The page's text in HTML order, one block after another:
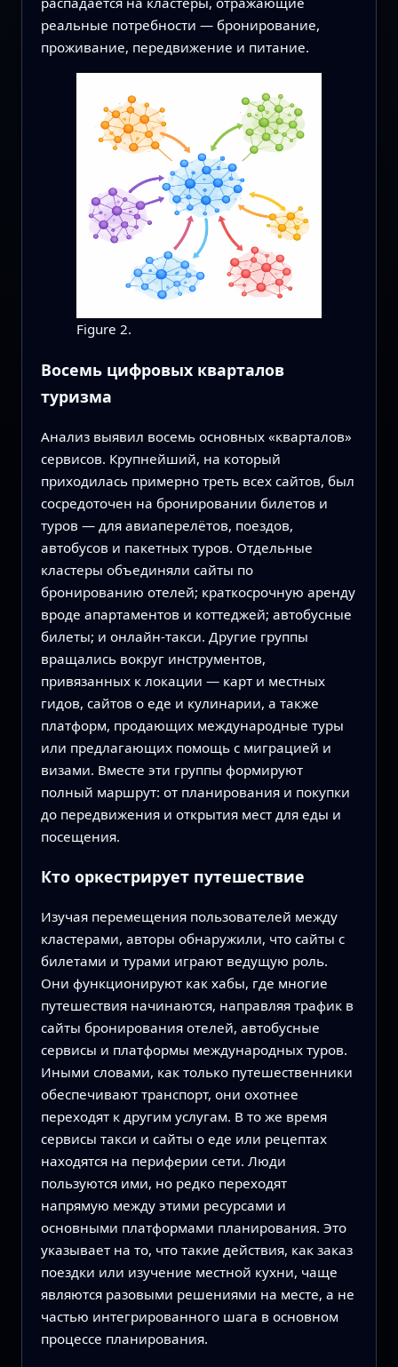
реальные потребности — бронирование,
проживание, передвижение и питание.
Figure 2.
Восемь цифровых кварталов
туризма
Анализ выявил восемь основных «кварталов»
сервисов. Крупнейший, на который
приходилась примерно треть всех сайтов, был
сосредоточен на бронировании билетов и
туров — для авиаперелётов, поездов,
автобусов и пакетных туров. Отдельные
кластеры объединяли сайты по
бронированию отелей; краткосрочную аренду
вроде апартаментов и коттеджей; автобусные
билеты; и онлайн‑такси. Другие группы
вращались вокруг инструментов,
привязанных к локации — карт и местных
гидов, сайтов о еде и кулинарии, а также
платформ, продающих международные туры
или предлагающих помощь с миграцией и
визами. Вместе эти группы формируют
полный маршрут: от планирования и покупки
до передвижения и открытия мест для еды и
посещения.
Кто оркестрирует путешествие
Изучая перемещения пользователей между
кластерами, авторы обнаружили, что сайты с
билетами и турами играют ведущую роль.
Они функционируют как хабы, где многие
путешествия начинаются, направляя трафик в
сайты бронирования отелей, автобусные
сервисы и платформы международных туров.
Иными словами, как только путешественники
обеспечивают транспорт, они охотнее
переходят к другим услугам. В то же время
сервисы такси и сайты о еде или рецептах
находятся на периферии сети. Люди
пользуются ими, но редко переходят
напрямую между этими ресурсами и
основными платформами планирования. Это
указывает на то, что такие действия, как заказ
поездки или изучение местной кухни, чаще
являются разовыми решениями на месте, а не
частью интегрированного шага в основном
процессе планирования.